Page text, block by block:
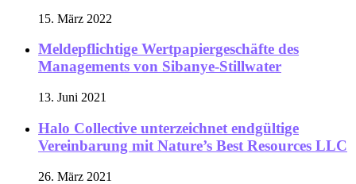
15. März 2022
Meldepflichtige Wertpapiergeschäfte des
Managements von Sibanye-Stillwater
13. Juni 2021
Halo Collective unterzeichnet endgültige
Vereinbarung mit Nature’s Best Resources LLC
26. März 2021